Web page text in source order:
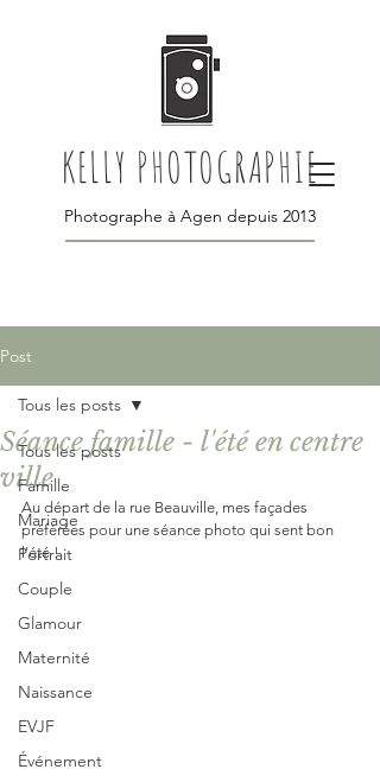
KELLY PHOTOGRAPHIE
Photographe à Agen depuis 2013
Post
Tous les posts
Famille
Mariage
Portrait
Couple
Glamour
Maternité
Naissance
EVJF
Événement
Tous les posts
Séance famille - l'été en centre
ville
Au départ de la rue Beauville, mes façades
préférées pour une séance photo qui sent bon
l'été !